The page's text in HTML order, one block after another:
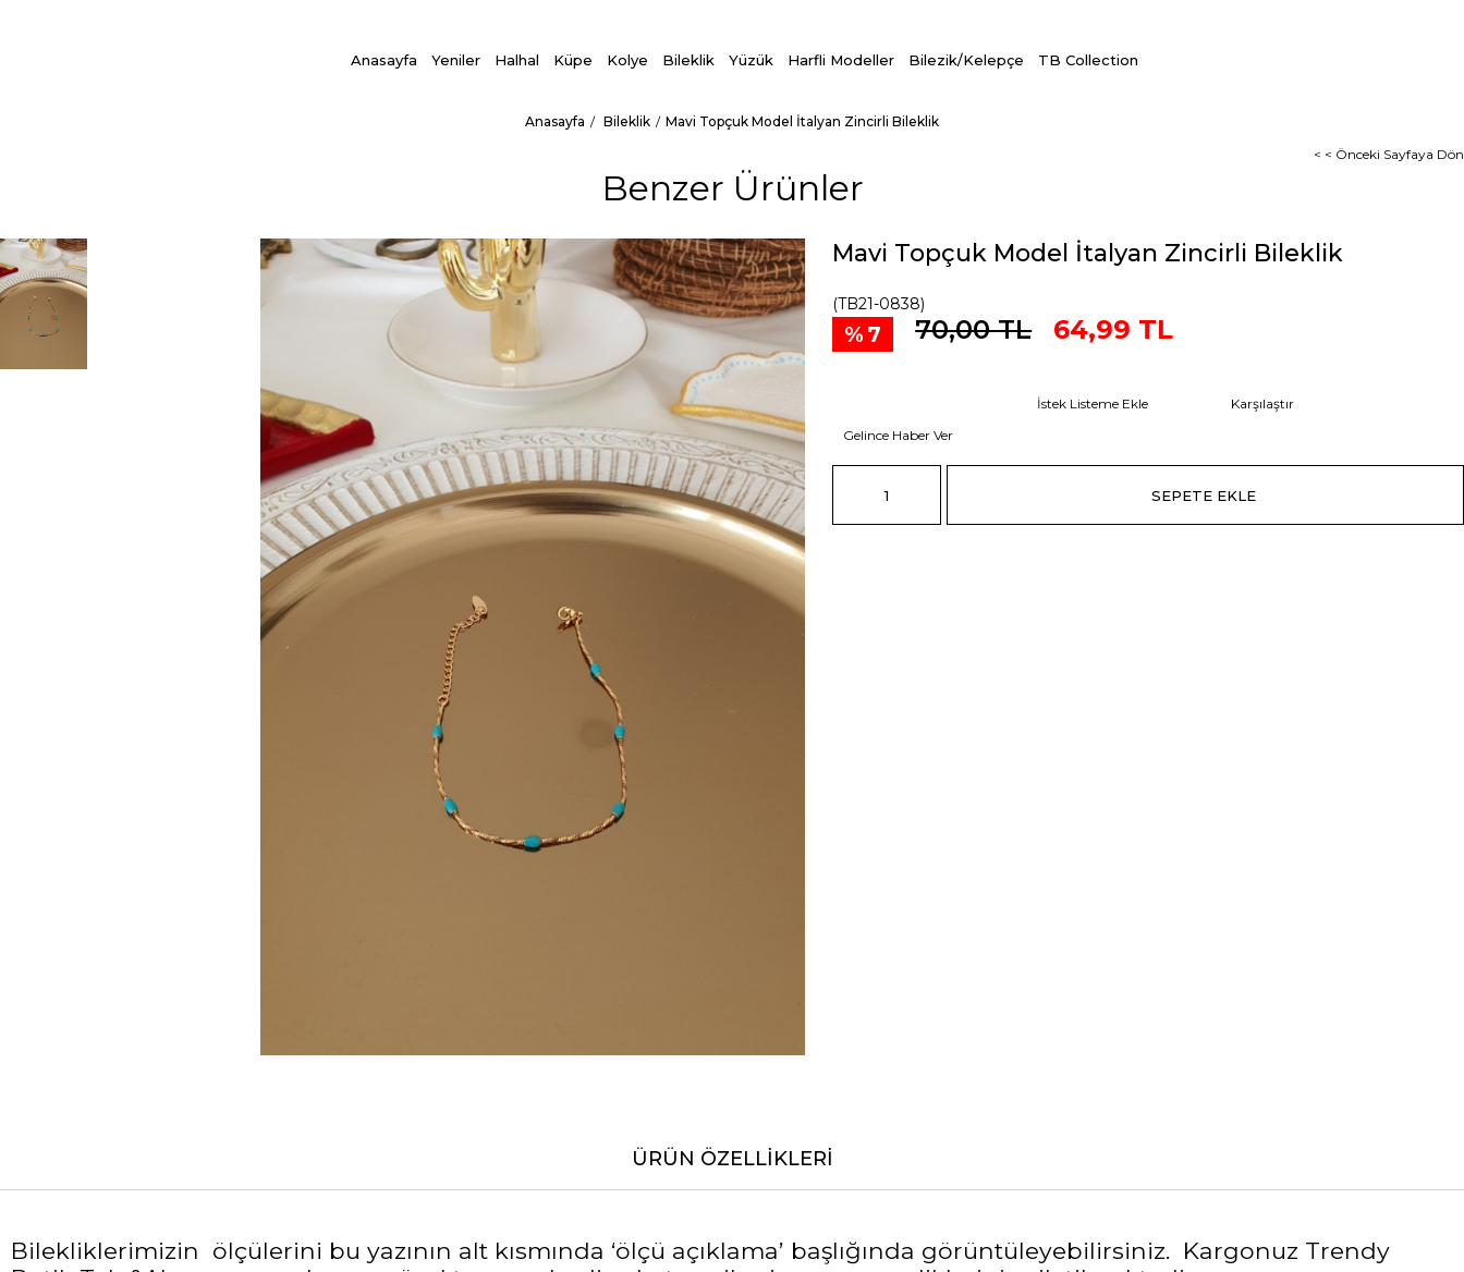
Anasayfa Yeniler Halhal Küpe Kolye Bileklik Yüzük Harfli Modeller Bilezik/Kelepçe TB Collection
Anasayfa Bileklik
Mavi Topçuk Model İtalyan Zincirli Bileklik
< < Önceki Sayfaya Dön
Benzer Ürünler
Mavi Topçuk Model İtalyan Zincirli Bileklik
(TB21-0838)
7 70,00 TL 64,99 TL
İstek Listeme Ekle
Karşılaştır
Gelince Haber Ver
ÜRÜN ÖZELLIKLERI
Bilekliklerimizin ölçülerini bu yazının alt kısmında ‘ölçü açıklama’ başlığında görüntüleyebilirsiniz. Kargonuz Trendy